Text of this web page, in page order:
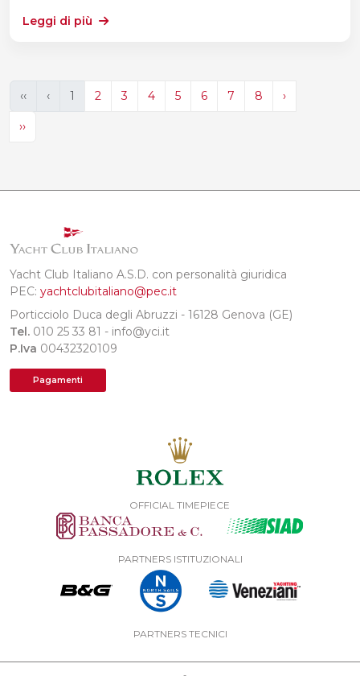
Leggi di più
‹‹ ‹ 1 2 3 4 5 6 7 8 ›
››
Yacht Club Italiano A.S.D. con personalità giuridica
PEC: yachtclubitaliano@pec.it
Porticciolo Duca degli Abruzzi - 16128 Genova (GE)
Tel. 010 25 33 81 - info@yci.it
P.Iva 00432320109
Pagamenti
OFFICIAL TIMEPIECE
PARTNERS ISTITUZIONALI
PARTNERS TECNICI